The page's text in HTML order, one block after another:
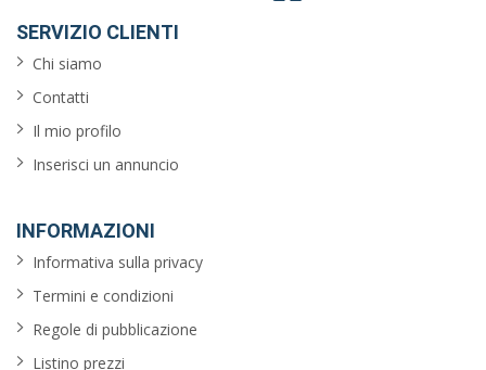
SERVIZIO CLIENTI
Chi siamo
Contatti
Il mio profilo
Inserisci un annuncio
INFORMAZIONI
Informativa sulla privacy
Termini e condizioni
Regole di pubblicazione
Listino prezzi